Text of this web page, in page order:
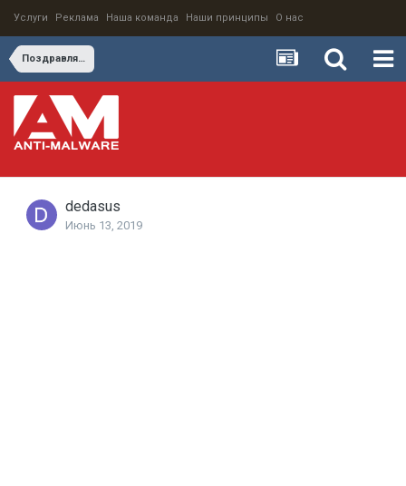
Услуги Реклама Наша команда Наши принципы О нас
Поздравляем Кирилла Керценбаума с днем рождения !
dedasus
Июнь 13, 2019